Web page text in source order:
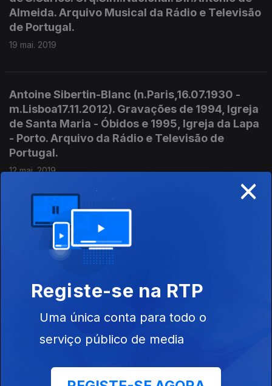
Almeida. Arquivo Musical da Rádio e Televisão
de Portugal.
19 mai. 2019
Antoine Sibertin-Blanc (n.Paris,16.07.1930 -
m.Lisboa17.11.2012). Gravações de 1994, Igreja
de Santa Maria - Óbidos e 1995, Igreja da Lapa
- Porto. Arquivo da Rádio e Televisão de
Portugal.
12 mai. 2019
O Canto e os seus intérpretes de Maria Helena
de Freitas. 01/01/1990. O soprano Monserrat
Caballé e o tenor José Carreras. Ópera Tosca
de Puccini. Arquivo Histórico da Rádio e
05 mai. 2019
Helena de Sá e Costa. Gravações de 1959 e
×
Registe-se na RTP
Uma única conta para todo o
serviço público de media